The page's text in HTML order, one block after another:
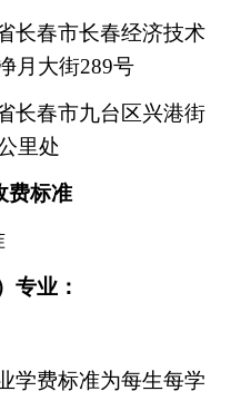
长春市长春经济技术
月大街289号
长春市九台区兴港街
里处
标准
专业：
学费标准为每生每学